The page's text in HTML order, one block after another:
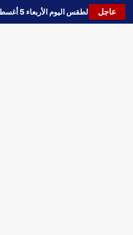
عاجل 🔵حالة الطقس اليوم الأربعاء 5 أغسطس 2026.. استمرار انخفاض الحرارة وتحذيرات من الشبورة واضطراب الملاحة